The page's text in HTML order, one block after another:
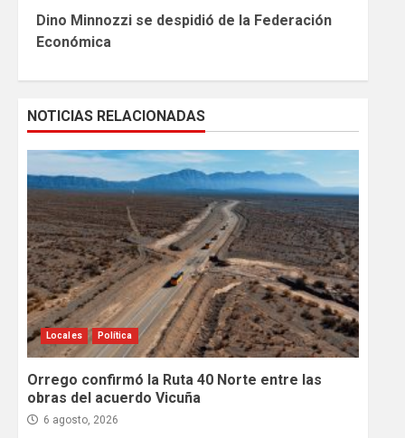
Reading
Dino Minnozzi se despidió de la Federación
Económica
NOTICIAS RELACIONADAS
Locales Política
Orrego confirmó la Ruta 40 Norte entre las
obras del acuerdo Vicuña
6 agosto, 2026